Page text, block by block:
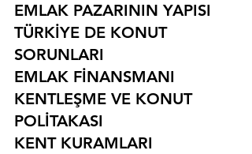
EMLAK PAZARININ YAPISI
TÜRKİYE DE KONUT
SORUNLARI
EMLAK FİNANSMANI
KENTLEŞME VE KONUT
POLİTAKASI
KENT KURAMLARI